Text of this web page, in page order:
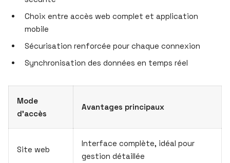
Choix entre accès web complet et application
mobile
Sécurisation renforcée pour chaque connexion
Synchronisation des données en temps réel
Mode
d’accès
Avantages principaux
Site web
Interface complète, idéal pour
gestion détaillée